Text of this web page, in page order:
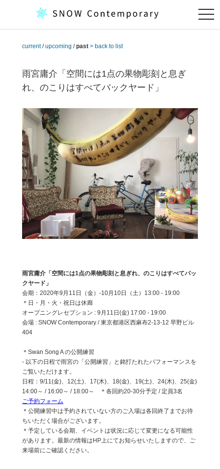
current/upcoming /past > back to list
雨宮庸介「空間には1点の果物彫刻と息ぎ
れ、のこりはすべてバックヤード」
雨宮庸介「空間には1点の果物彫刻と息ぎれ、のこりはすべてバッ
クヤード」
会期：2020年9月11日（金）-10月10日（土）13:00 - 19:00
＊日・月・火・祝日は休廊
オープニングレセプション : 9月11日(金) 17:00 - 19:00
会場 : SNOW Contemporary / 東京都港区西麻布2-13-12 早野ビル
404
＊Swan Song A の公開練習
- 以下の日程で雨宮の「公開練習」と銘打たれたパフォーマンスを
ご覧いただけます。
日程：9/11(金)、12(土)、17(木)、18(金)、19(土)、24(木)、25(金)
14:00～ / 16:00～ / 18:00～ ＊各回約20-30分予定 / 定員3名
ご予約フォーム
＊公開練習中は予約されていない方のご入場は各回終了までお待
ちいただく場合がございます。
＊予定している会期、イベントは状況に応じて変更になる可能性
があります。最新の情報はHP上にてお知らせいたしますので、ご
来場前にご確認ください。